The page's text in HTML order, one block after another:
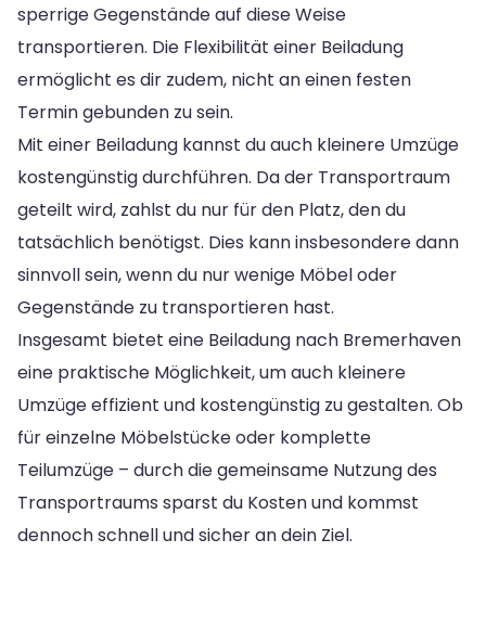
sperrige Gegenstände auf diese Weise
transportieren. Die Flexibilität einer Beiladung
ermöglicht es dir zudem, nicht an einen festen
Termin gebunden zu sein.
Mit einer Beiladung kannst du auch kleinere Umzüge
kostengünstig durchführen. Da der Transportraum
geteilt wird, zahlst du nur für den Platz, den du
tatsächlich benötigst. Dies kann insbesondere dann
sinnvoll sein, wenn du nur wenige Möbel oder
Gegenstände zu transportieren hast.
Insgesamt bietet eine Beiladung nach Bremerhaven
eine praktische Möglichkeit, um auch kleinere
Umzüge effizient und kostengünstig zu gestalten. Ob
für einzelne Möbelstücke oder komplette
Teilumzüge – durch die gemeinsame Nutzung des
Transportraums sparst du Kosten und kommst
dennoch schnell und sicher an dein Ziel.